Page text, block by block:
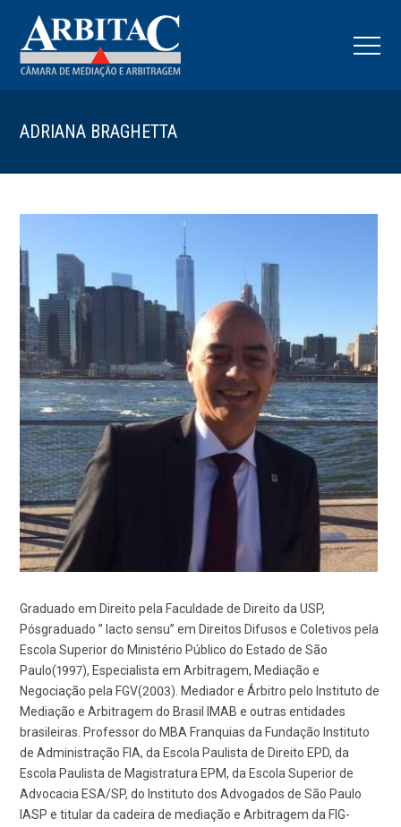
ADRIANA BRAGHETTA
Graduado em Direito pela Faculdade de Direito da USP,
Pósgraduado ” lacto sensu” em Direitos Difusos e Coletivos pela
Escola Superior do Ministério Público do Estado de São
Paulo(1997), Especialista em Arbitragem, Mediação e
Negociação pela FGV(2003). Mediador e Árbitro pelo Instituto de
Mediação e Arbitragem do Brasil IMAB e outras entidades
brasileiras. Professor do MBA Franquias da Fundação Instituto
de Administração FIA, da Escola Paulista de Direito EPD, da
Escola Paulista de Magistratura EPM, da Escola Superior de
Advocacia ESA/SP, do Instituto dos Advogados de São Paulo
IASP e titular da cadeira de mediação e Arbitragem da FIG-